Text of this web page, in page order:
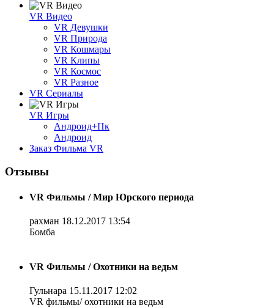
VR Видео
VR Девушки
VR Природа
VR Кошмары
VR Клипы
VR Космос
VR Разное
VR Сериалы
VR Игры
Андроид+Пк
Андроид
Заказ Фильма VR
Отзывы
VR Фильмы / Мир Юрского периода
рахман 18.12.2017 13:54
Бомба
VR Фильмы / Охотники на ведьм
Гульнара 15.11.2017 12:02
VR фильмы/ охотники на ведьм